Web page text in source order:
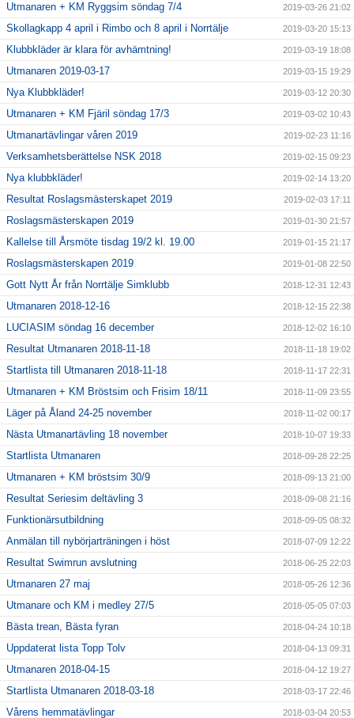
Utmanaren + KM Ryggsim söndag 7/4 2019-03-26 21:02
Skollagkapp 4 april i Rimbo och 8 april i Norrtälje 2019-03-20 15:13
Klubbkläder är klara för avhämtning! 2019-03-19 18:08
Utmanaren 2019-03-17 2019-03-15 19:29
Nya Klubbkläder! 2019-03-12 20:30
Utmanaren + KM Fjäril söndag 17/3 2019-03-02 10:43
Utmanartävlingar våren 2019 2019-02-23 11:16
Verksamhetsberättelse NSK 2018 2019-02-15 09:23
Nya klubbkläder! 2019-02-14 13:20
Resultat Roslagsmästerskapet 2019 2019-02-03 17:11
Roslagsmästerskapen 2019 2019-01-30 21:57
Kallelse till Årsmöte tisdag 19/2 kl. 19.00 2019-01-15 21:17
Roslagsmästerskapen 2019 2019-01-08 22:50
Gott Nytt År från Norrtälje Simklubb 2018-12-31 12:43
Utmanaren 2018-12-16 2018-12-15 22:38
LUCIASIM söndag 16 december 2018-12-02 16:10
Resultat Utmanaren 2018-11-18 2018-11-18 19:02
Startlista till Utmanaren 2018-11-18 2018-11-17 22:31
Utmanaren + KM Bröstsim och Frisim 18/11 2018-11-09 23:55
Läger på Åland 24-25 november 2018-11-02 00:17
Nästa Utmanartävling 18 november 2018-10-07 19:33
Startlista Utmanaren 2018-09-28 22:25
Utmanaren + KM bröstsim 30/9 2018-09-13 21:00
Resultat Seriesim deltävling 3 2018-09-08 21:16
Funktionärsutbildning 2018-09-05 08:32
Anmälan till nybörjarträningen i höst 2018-07-09 12:22
Resultat Swimrun avslutning 2018-06-25 22:03
Utmanaren 27 maj 2018-05-26 12:36
Utmanare och KM i medley 27/5 2018-05-05 07:03
Bästa trean, Bästa fyran 2018-04-24 10:18
Uppdaterat lista Topp Tolv 2018-04-13 09:31
Utmanaren 2018-04-15 2018-04-12 19:27
Startlista Utmanaren 2018-03-18 2018-03-17 22:46
Vårens hemmatävlingar 2018-03-04 20:53